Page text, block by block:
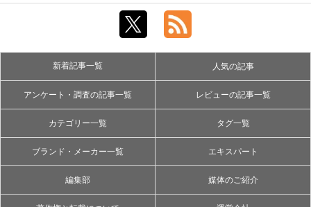
新着記事一覧 人気の記事
アンケート・調査の記事一覧 レビューの記事一覧
カテゴリー一覧 タグ一覧
ブランド・メーカー一覧 エキスパート
編集部 媒体のご紹介